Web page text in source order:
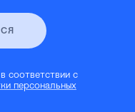
соответствии с
персональных